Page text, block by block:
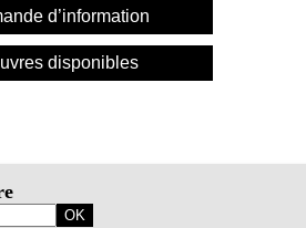
d’information
disponibles